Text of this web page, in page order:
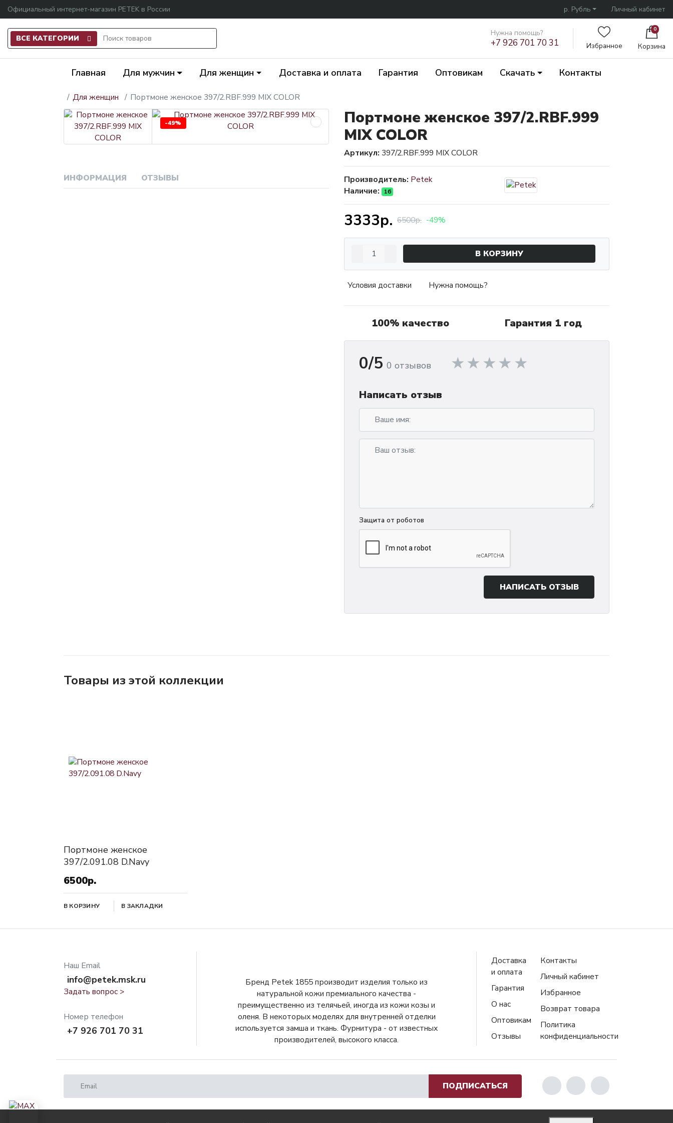
Официальный интернет-магазин PETEK в России р. Рубль Личный кабинет
Нужна помощь?
+7 926 701 70 31 Избранное
0
Корзина
ВСЕ КАТЕГОРИИ
Главная Для мужчин Для женщин Доставка и оплата Гарантия Оптовикам Скачать Контакты
Для женщин Портмоне женское 397/2.RBF.999 MIX COLOR
-49%
ИНФОРМАЦИЯ ОТЗЫВЫ
Портмоне женское 397/2.RBF.999
MIX COLOR
Артикул: 397/2.RBF.999 MIX COLOR
Производитель: Petek
Наличие:
16
3333р. 6500р. -49%
В КОРЗИНУ
Условия доставки Нужна помощь?
100% качество Гарантия 1 год
0/5 0 отзывов
Написать отзыв
Защита от роботов
НАПИСАТЬ ОТЗЫВ
Товары из этой коллекции
Портмоне женское
397/2.091.08 D.Navy
6500р.
В КОРЗИНУ В ЗАКЛАДКИ
Наш Email
info@petek.msk.ru
Задать вопрос >
Номер телефон
+7 926 701 70 31
Бренд Petek 1855 производит изделия только из
натуральной кожи премиального качества -
преимущественно из телячьей, иногда из кожи козы и
оленя. В некоторых моделях для внутренней отделки
используется замша и ткань. Фурнитура - от известных
производителей, высокого класса.
Доставка
и оплата
Гарантия
О нас
Оптовикам
Отзывы
Контакты
Личный кабинет
Избранное
Возврат товара
Политика
конфиденциальности
ПОДПИСАТЬСЯ